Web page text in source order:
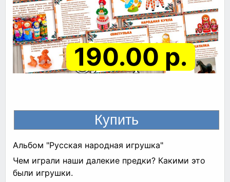
190.00 р.
Альбом "Русская народная игрушка"
Чем играли наши далекие предки? Какими это
были игрушки.